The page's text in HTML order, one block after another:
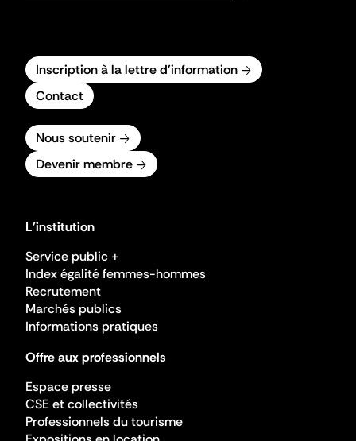
Inscription à la lettre d'information
Contact
Nous soutenir
Devenir membre
L'institution
Service public +
Index égalité femmes-hommes
Recrutement
Marchés publics
Informations pratiques
Offre aux professionnels
Espace presse
CSE et collectivités
Professionnels du tourisme